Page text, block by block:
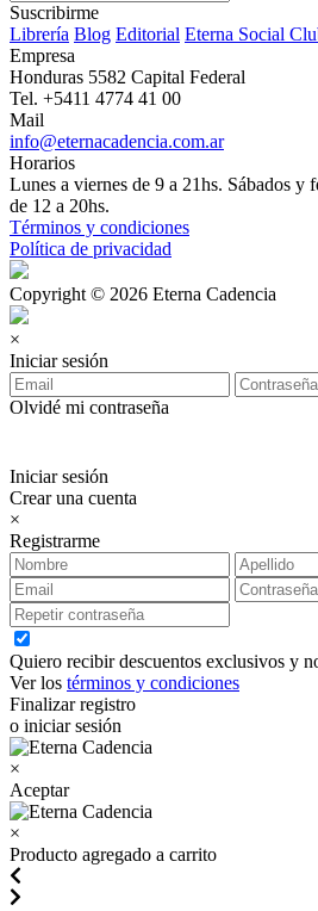
Suscribirme
Librería Blog Editorial Eterna Social
Empresa
Honduras 5582 Capital Federal
Tel. +5411 4774 41 00
Mail
info@eternacadencia.com.ar
Horarios
Lunes a viernes de 9 a 21hs. Sábados y
de 12 a 20hs.
Términos y condiciones
Política de privacidad
Copyright © 2026 Eterna Cadencia
×
Iniciar sesión
Olvidé mi contraseña
Iniciar sesión
Crear una cuenta
×
Registrarme
Quiero recibir descuentos exclusivos y
Ver los términos y condiciones
Finalizar registro
o iniciar sesión
×
Aceptar
×
Producto agregado a carrito